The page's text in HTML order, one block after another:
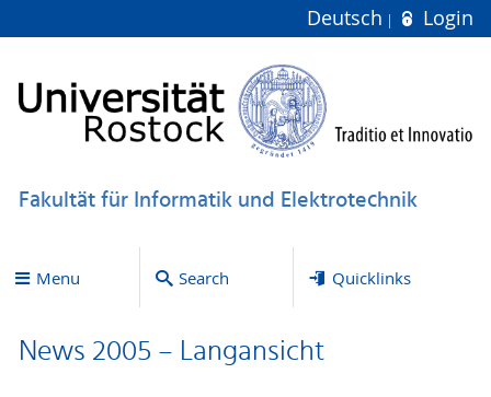
Deutsch Login
Fakultät für Informatik und Elektrotechnik
Menu Search Quicklinks
News 2005 – Langansicht